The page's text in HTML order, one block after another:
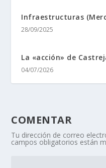
Infraestructuras
28/09/2025
La «acción» de
04/07/2026
COMENTAR
Tu dirección de correo
campos obligatorios están